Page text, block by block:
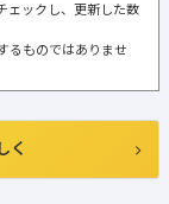
ェックし、更新した数
るものではありませ
く